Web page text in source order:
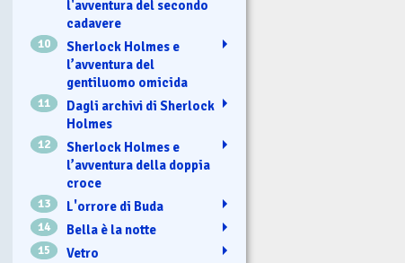
l'avventura del secondo
cadavere
10
Sherlock Holmes e
l’avventura del
gentiluomo omicida
11
Dagli archivi di Sherlock
Holmes
12
Sherlock Holmes e
l’avventura della doppia
croce
13 L'orrore di Buda
14 Bella è la notte
15 Vetro